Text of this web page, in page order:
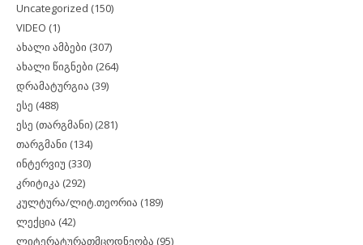
Uncategorized (150)
VIDEO (1)
ახალი ამბები (307)
ახალი წიგნები (264)
დრამატურგია (39)
ესე (488)
ესე (თარგმანი) (281)
თარგმანი (134)
ინტერვიუ (330)
კრიტიკა (292)
კულტურა/ლიტ.თეორია (189)
ლექცია (42)
ლიტერატურათმცოდნეობა (95)